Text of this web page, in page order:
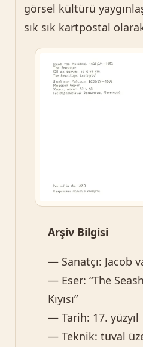
görsel kültürü
sık sık kartpostal
Arşiv Bilgisi
— Sanatçı: Jacob
— Eser: “The
Kıyısı”
— Tarih: 17. yüzyıl
— Teknik: tuval